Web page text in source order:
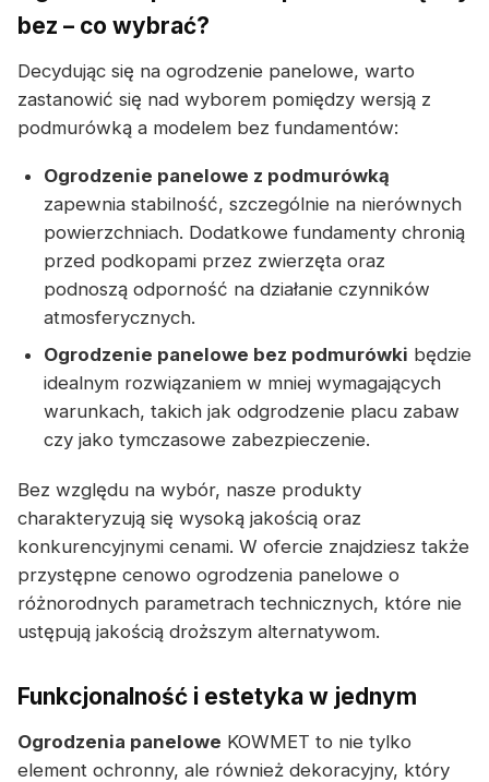
bez – co wybrać?
Decydując się na ogrodzenie panelowe, warto
zastanowić się nad wyborem pomiędzy wersją z
podmurówką a modelem bez fundamentów:
Ogrodzenie panelowe z podmurówką
zapewnia stabilność, szczególnie na nierównych
powierzchniach. Dodatkowe fundamenty chronią
przed podkopami przez zwierzęta oraz
podnoszą odporność na działanie czynników
atmosferycznych.
Ogrodzenie panelowe bez podmurówki będzie
idealnym rozwiązaniem w mniej wymagających
warunkach, takich jak odgrodzenie placu zabaw
czy jako tymczasowe zabezpieczenie.
Bez względu na wybór, nasze produkty
charakteryzują się wysoką jakością oraz
konkurencyjnymi cenami. W ofercie znajdziesz także
przystępne cenowo ogrodzenia panelowe o
różnorodnych parametrach technicznych, które nie
ustępują jakością droższym alternatywom.
Funkcjonalność i estetyka w jednym
Ogrodzenia panelowe KOWMET to nie tylko
element ochronny, ale również dekoracyjny, który